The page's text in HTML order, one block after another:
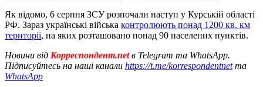
Як відомо, 6 серпня ЗСУ розпочали наступ у Курській області
РФ. Зараз українські війська контролюють понад 1200 кв. км
території, на яких розташовано понад 90 населених пунктів.
Новини від Корреспондент.netв Telegram та WhatsApp.
Підписуйтесь на наші канали https://t.me/korrespondentnetта
WhatsApp